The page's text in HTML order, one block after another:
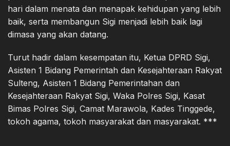
hari dalam menata dan menapak kehidupan yang lebih
baik, serta membangun Sigi menjadi lebih baik lagi
dimasa yang akan datang.
Turut hadir dalam kesempatan itu, Ketua DPRD Sigi,
Asisten 1 Bidang Pemerintah dan Kesejahteraan Rakyat
Sulteng, Asisten 1 Bidang Pemerintahan dan
Kesejahteraan Rakyat Sigi, Waka Polres Sigi, Kasat
Bimas Polres Sigi, Camat Marawola, Kades Tinggede,
tokoh agama, tokoh masyarakat dan masyarakat. ***